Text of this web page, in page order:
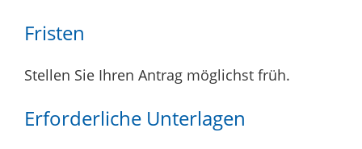
Fristen
Stellen Sie Ihren Antrag möglichst früh.
Erforderliche Unterlagen